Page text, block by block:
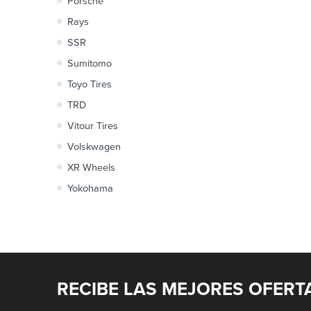
Rays
SSR
Sumitomo
Toyo Tires
TRD
Vitour Tires
Volskwagen
XR Wheels
Yokohama
RECIBE LAS MEJORES